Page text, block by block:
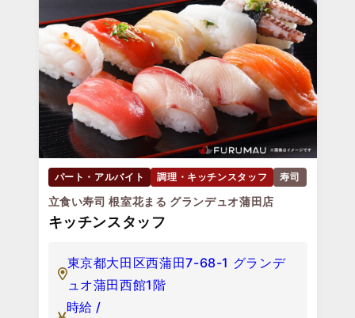
パート・アルバイト 調理・キッチンスタッフ 寿司
立食い寿司 根室花まる グランデュオ蒲田店
キッチンスタッフ
東京都大田区西蒲田7-68-1 グランデ
ュオ蒲田西館1階
時給 /